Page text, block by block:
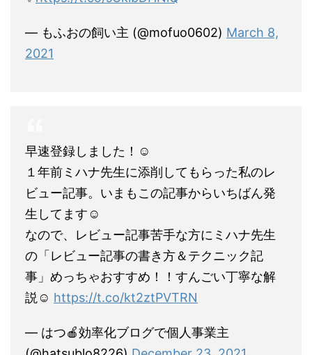
— もふおの飼い主 (@mofuo0602) March 8,
2021
早速登録しました！☺️
１年前ミハナ先生に添削してもらった私のレ
ビュー記事。いまもこの記事からいちばん発
生してます☺️
なので、レビュー記事苦手な方にミハナ先生
の「レビュー記事の書き方＆テクニック記
事」めっちゃおすすめ！！すんごい丁寧な解
説☺️ https://t.co/kt2ztPVTRN
— はつ🍎効率化ブログで個人事業主